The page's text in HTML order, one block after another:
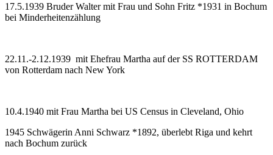
17.5.1939 Bruder Walter mit Frau und Sohn Fritz *1931 in Bochum
bei Minderheitenzählung
22.11.-2.12.1939 mit Ehefrau Martha auf der SS ROTTERDAM
von Rotterdam nach New York
10.4.1940 mit Frau Martha bei US Census in Cleveland, Ohio
1945 Schwägerin Anni Schwarz *1892, überlebt Riga und kehrt
nach Bochum zurück